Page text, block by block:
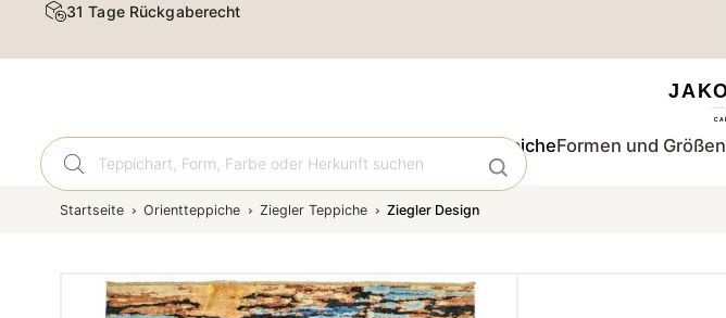
31 Tage Rückgaberecht
OrientteppicheFormen und Größen
Startseite Orientteppiche Ziegler Teppiche Ziegler Design